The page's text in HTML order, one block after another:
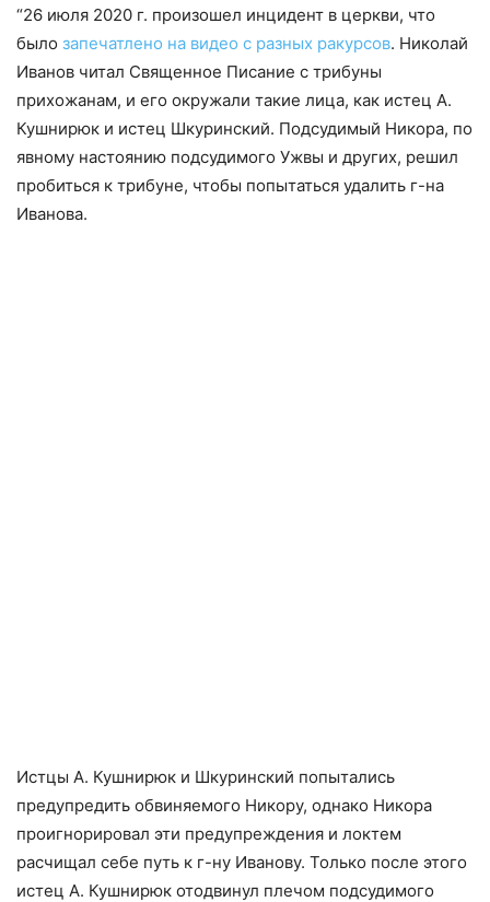
“26 июля 2020 г. произошел инцидент в церкви, что
было запечатлено на видео с разных ракурсов. Николай
Иванов читал Священное Писание с трибуны
прихожанам, и его окружали такие лица, как истец А.
Кушнирюк и истец Шкуринский. Подсудимый Никора, по
явному настоянию подсудимого Ужвы и других, решил
пробиться к трибуне, чтобы попытаться удалить г-на
Иванова.
Истцы А. Кушнирюк и Шкуринский попытались
предупредить обвиняемого Никору, однако Никора
проигнорировал эти предупреждения и локтем
расчищал себе путь к г-ну Иванову. Только после этого
истец А. Кушнирюк отодвинул плечом подсудимого